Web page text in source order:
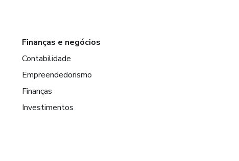
Finanças e negócios
Contabilidade
Empreendedorismo
Finanças
Investimentos